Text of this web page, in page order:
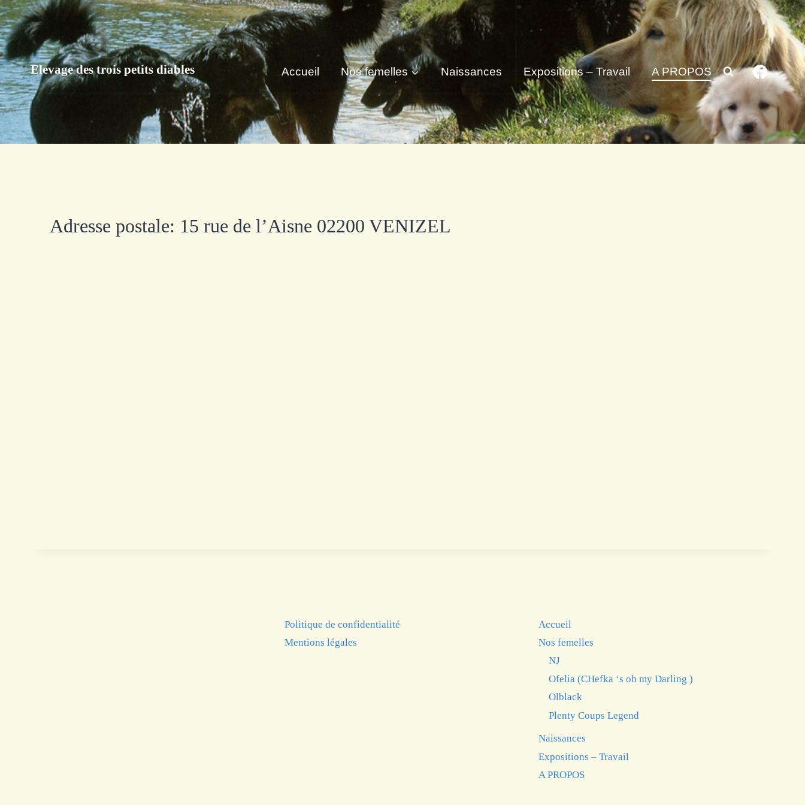
Aller
au
contenu
Elevage des trois petits diables Accueil Nos femelles Naissances Expositions – Travail A PROPOS
Adresse postale: 15 rue de l’Aisne 02200 VENIZEL
Politique de confidentialité
Mentions légales
Accueil
Nos femelles
NJ
Ofelia (CHefka ‘s oh my Darling )
Olblack
Plenty Coups Legend
Naissances
Expositions – Travail
A PROPOS